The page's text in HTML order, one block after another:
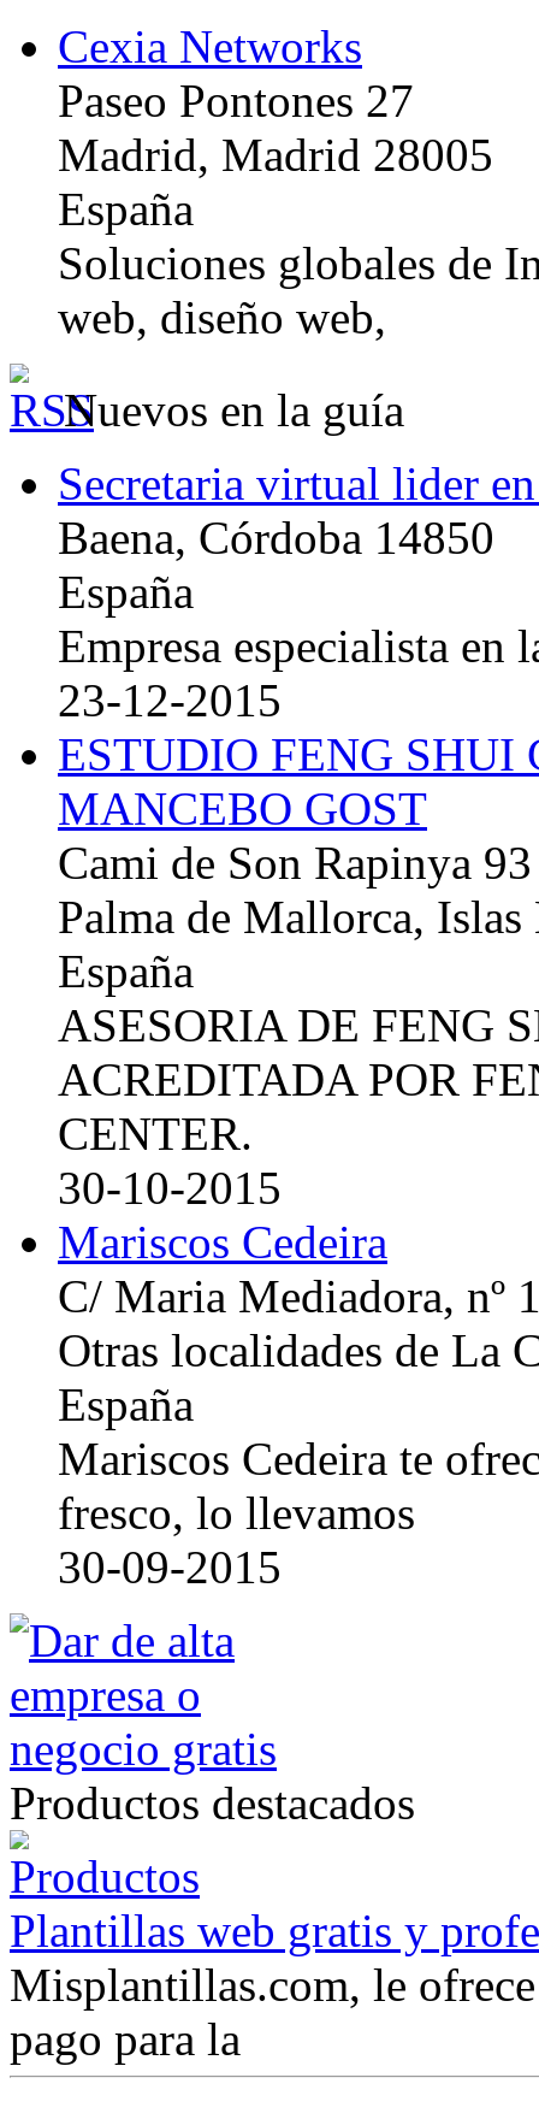
Cexia Networks
Paseo Pontones 27
Madrid, Madrid 28005
España
Soluciones globales de
web, diseño web,
Nuevos en la guía
Secretaria virtual lider
Baena, Córdoba 14850
España
Empresa especialista en
23-12-2015
ESTUDIO FENG
MANCEBO GOST
Cami de Son Rapinya 93
Palma de Mallorca, Islas
España
ASESORIA DE FENG
ACREDITADA POR
CENTER.
30-10-2015
Mariscos Cedeira
C/ Maria Mediadora, nº
Otras localidades de La
España
Mariscos Cedeira te
fresco, lo llevamos
30-09-2015
Productos destacados
Plantillas web gratis y
Misplantillas.com, le
pago para la